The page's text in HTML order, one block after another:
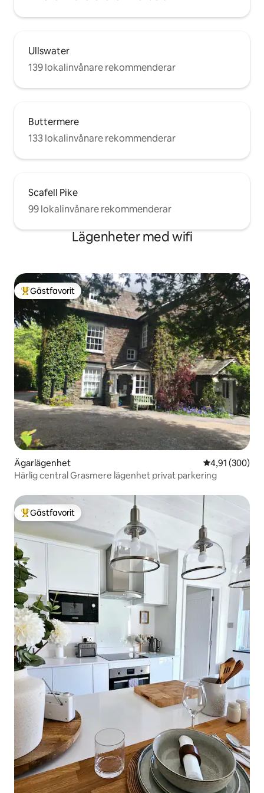
Ullswater
139 lokalinvånare rekommenderar
Buttermere
133 lokalinvånare rekommenderar
Scafell Pike
99 lokalinvånare rekommenderar
Lägenheter med wifi
Populär gästfavorit
Gästfavorit
Ägarlägenhet 4,91 av 5 i
4,91 (300)
Härlig central Grasmere lägenhet privat parkering
Populär gästfavorit
Gästfavorit